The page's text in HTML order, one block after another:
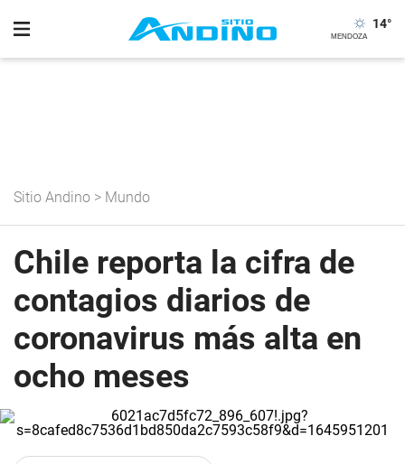
14°
Sitio Andino > Mundo
Chile reporta la cifra de
contagios diarios de
coronavirus más alta en
ocho meses